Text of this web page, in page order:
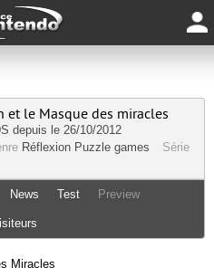
et le Masque des miracles
depuis le 26/10/2012
Réflexion Puzzle games
Série
News Test Preview
Miracles